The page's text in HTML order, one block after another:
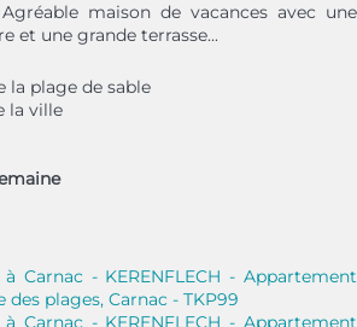
Agréable maison de vacances avec une
et une grande terrasse...
la plage de sable
la ville